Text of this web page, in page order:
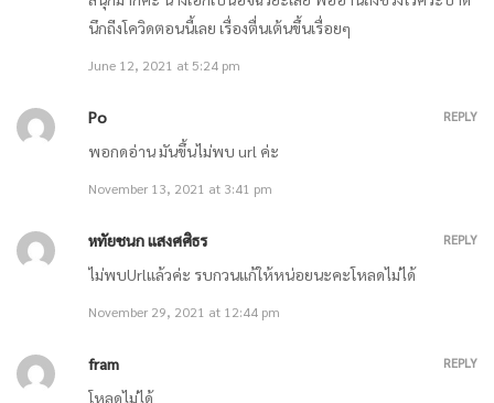
ตอนที่ 812 วิธีสื่อสารแบบพิเศษ / ตอนที่ 813 หุ่นยนต์จำลอง
March 28, 2021
ตอนที่ 808 ไม่มีความกล้า / ตอนที่ 809 ฐานที่มั่นบนนั้น
ตอนที่ 806 โลกที่วุ่นวาย / ตอนที่ 807 ความเชื่อมั่นเพียงหนึ่งเดียว
นึกถีงโควิดตอนนี้เลย เรื่องตื่นเต้นขึ้นเรื่อยๆ
June 12, 2021 at 5:24 pm
Po
พอกดอ่าน มันขึ้นไม่พบ url ค่ะ
November 13, 2021 at 3:41 pm
REPLY
หทัยชนก แสงศศิธร
ไม่พบUrlแล้วค่ะ รบกวนแก้ให้หน่อยนะคะโหลดไม่ได้
November 29, 2021 at 12:44 pm
REPLY
fram
โหลดไม่ได้
REPLY